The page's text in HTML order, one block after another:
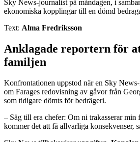
Sky News-journalist på måndagen, i
ekonomiska kopplingar till en dömd
Text: Alma Fredriksson
Anklagade reportern för
familjen
Konfrontationen uppstod när en Sky
om Farages redovisning av gåvor från
som tidigare dömts för bedrägeri.
– Säg till era chefer: Om ni trakasserar min
kommer det att få allvarliga konsekvenser,